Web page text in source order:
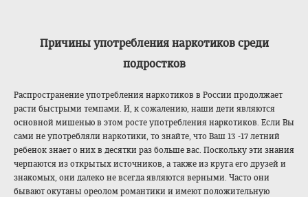
Причины употребления наркотиков среди
подростков
Распространение употребления наркотиков в России продолжает
расти быстрыми темпами. И, к сожалению, наши дети являются
основной мишенью в этом росте употребления наркотиков. Если Вы
сами не употребляли наркотики, то знайте, что Ваш 13 -17 летний
ребенок знает о них в десятки раз больше вас. Поскольку эти знания
черпаются из открытых источников, а также из круга его друзей и
знакомых, они далеко не всегда являются верными. Часто они
бывают окутаны ореолом романтики и имеют положительную